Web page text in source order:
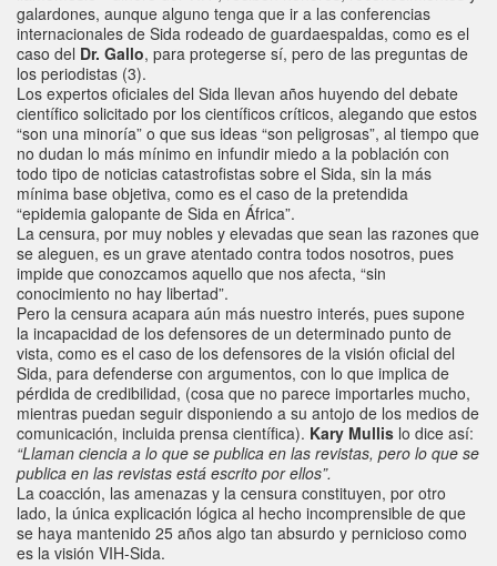
galardones, aunque alguno tenga que ir a las conferencias
internacionales de Sida rodeado de guardaespaldas, como es el
caso del Dr. Gallo, para protegerse sí, pero de las preguntas de
los periodistas (3).
Los expertos oficiales del Sida llevan años huyendo del debate
científico solicitado por los científicos críticos, alegando que estos
“son una minoría” o que sus ideas “son peligrosas”, al tiempo que
no dudan lo más mínimo en infundir miedo a la población con
todo tipo de noticias catastrofistas sobre el Sida, sin la más
mínima base objetiva, como es el caso de la pretendida
“epidemia galopante de Sida en África”.
La censura, por muy nobles y elevadas que sean las razones que
se aleguen, es un grave atentado contra todos nosotros, pues
impide que conozcamos aquello que nos afecta, “sin
conocimiento no hay libertad”.
Pero la censura acapara aún más nuestro interés, pues supone
la incapacidad de los defensores de un determinado punto de
vista, como es el caso de los defensores de la visión oficial del
Sida, para defenderse con argumentos, con lo que implica de
pérdida de credibilidad, (cosa que no parece importarles mucho,
mientras puedan seguir disponiendo a su antojo de los medios de
comunicación, incluida prensa científica). Kary Mullis lo dice así:
“Llaman ciencia a lo que se publica en las revistas, pero lo que se
publica en las revistas está escrito por ellos”.
La coacción, las amenazas y la censura constituyen, por otro
lado, la única explicación lógica al hecho incomprensible de que
se haya mantenido 25 años algo tan absurdo y pernicioso como
es la visión VIH-Sida.